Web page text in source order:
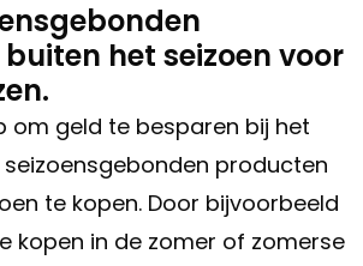
het seizoen voor
om geld te besparen bij het
producten
te kopen. Door bijvoorbeeld
kopen in de zomer of zomerse